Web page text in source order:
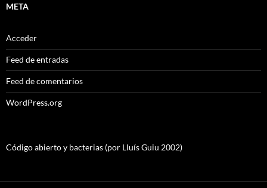
META
Acceder
Feed de entradas
Feed de comentarios
WordPress.org
Código abierto y bacterias (por Lluís Guiu 2002)